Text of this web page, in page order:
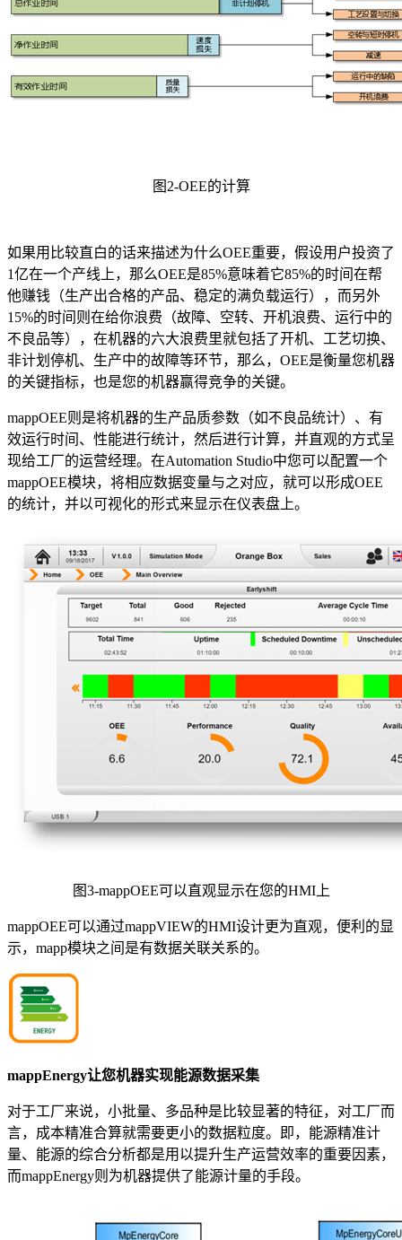
图2-OEE的计算
如果用比较直白的话来描述为什么OEE重要，假设用户投资了
1亿在一个产线上，那么OEE是85%意味着它85%的时间在帮
他赚钱（生产出合格的产品、稳定的满负载运行），而另外
15%的时间则在给你浪费（故障、空转、开机浪费、运行中的
不良品等），在机器的六大浪费里就包括了开机、工艺切换、
非计划停机、生产中的故障等环节，那么，OEE是衡量您机器
的关键指标，也是您的机器赢得竞争的关键。
mappOEE则是将机器的生产品质参数（如不良品统计）、有
效运行时间、性能进行统计，然后进行计算，并直观的方式呈
现给工厂的运营经理。在Automation Studio中您可以配置一个
mappOEE模块，将相应数据变量与之对应，就可以形成OEE
的统计，并以可视化的形式来显示在仪表盘上。
图3-mappOEE可以直观显示在您的HMI上
mappOEE可以通过mappVIEW的HMI设计更为直观，便利的显
示，mapp模块之间是有数据关联关系的。
mappEnergy让您机器实现能源数据采集
对于工厂来说，小批量、多品种是比较显著的特征，对工厂而
言，成本精准合算就需要更小的数据粒度。即，能源精准计
量、能源的综合分析都是用以提升生产运营效率的重要因素，
而mappEnergy则为机器提供了能源计量的手段。